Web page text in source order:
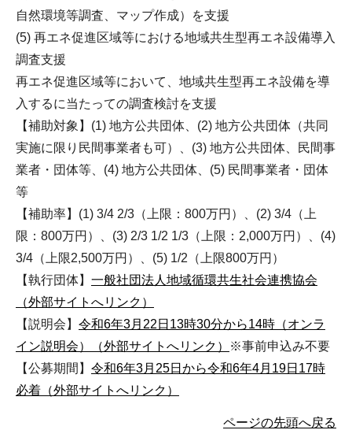
自然環境等調査、マップ作成）を支援
(5) 再エネ促進区域等における地域共生型再エネ設備導入
調査支援
再エネ促進区域等において、地域共生型再エネ設備を導
入するに当たっての調査検討を支援
【補助対象】(1) 地方公共団体、(2) 地方公共団体（共同
実施に限り民間事業者も可）、(3) 地方公共団体、民間事
業者・団体等、(4) 地方公共団体、(5) 民間事業者・団体
等
【補助率】(1) 3/4 2/3（上限：800万円）、(2) 3/4（上
限：800万円）、(3) 2/3 1/2 1/3（上限：2,000万円）、(4)
3/4（上限2,500万円）、(5) 1/2（上限800万円）
【執行団体】 一般社団法人地域循環共生社会連携協会
（外部サイトへリンク）
【説明会】 令和6年3月22日13時30分から14時（オンラ
イン説明会）（外部サイトへリンク）
※事前申込み不要
【公募期間】 令和6年3月25日から令和6年4月19日17時
必着（外部サイトへリンク）
ページの先頭へ戻る